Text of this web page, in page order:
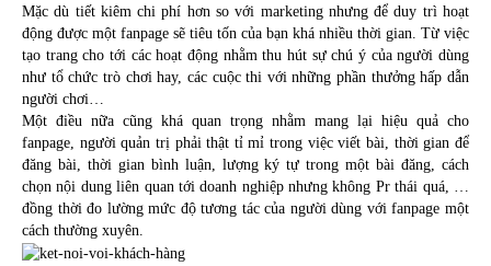
Mặc dù tiết kiêm chi phí hơn so với marketing nhưng để duy trì hoạt
động được một fanpage sẽ tiêu tốn của bạn khá nhiều thời gian. Từ việc
tạo trang cho tới các hoạt động nhằm thu hút sự chú ý của người dùng
như tổ chức trò chơi hay, các cuộc thi với những phần thưởng hấp dẫn
người chơi…
Một điều nữa cũng khá quan trọng nhằm mang lại hiệu quả cho
fanpage, người quản trị phải thật tỉ mỉ trong việc viết bài, thời gian để
đăng bài, thời gian bình luận, lượng ký tự trong một bài đăng, cách
chọn nội dung liên quan tới doanh nghiệp nhưng không Pr thái quá, …
đồng thời đo lường mức độ tương tác của người dùng với fanpage một
cách thường xuyên.